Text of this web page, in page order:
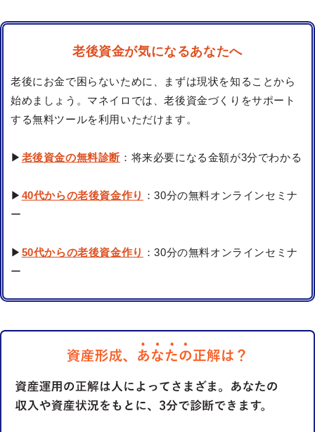
老後資金が気になるあなたへ
老後にお金で困らないために、まずは現状を知ることから
始めましょう。マネイロでは、老後資金づくりをサポート
する無料ツールを利用いただけます。
▶ 老後資金の無料診断 ：将来必要になる金額が3分でわかる
▶ 40代からの老後資金作り ：30分の無料オンラインセミナ
ー
▶ 50代からの老後資金作り ：30分の無料オンラインセミナ
ー